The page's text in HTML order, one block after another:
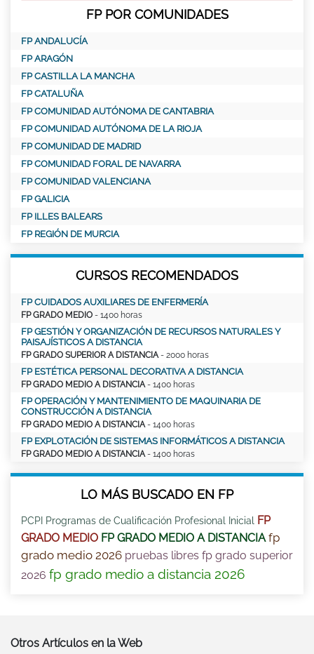
FP POR COMUNIDADES
FP ANDALUCÍA
FP ARAGÓN
FP CASTILLA LA MANCHA
FP CATALUÑA
FP COMUNIDAD AUTÓNOMA DE CANTABRIA
FP COMUNIDAD AUTÓNOMA DE LA RIOJA
FP COMUNIDAD DE MADRID
FP COMUNIDAD FORAL DE NAVARRA
FP COMUNIDAD VALENCIANA
FP GALICIA
FP ILLES BALEARS
FP REGIÓN DE MURCIA
CURSOS RECOMENDADOS
FP CUIDADOS AUXILIARES DE ENFERMERÍA
FP GRADO MEDIO - 1400 horas
FP GESTIÓN Y ORGANIZACIÓN DE RECURSOS NATURALES Y
PAISAJÍSTICOS A DISTANCIA
FP GRADO SUPERIOR A DISTANCIA- 2000 horas
FP ESTÉTICA PERSONAL DECORATIVA A DISTANCIA
FP GRADO MEDIO A DISTANCIA- 1400 horas
FP OPERACIÓN Y MANTENIMIENTO DE MAQUINARIA DE
CONSTRUCCIÓN A DISTANCIA
FP GRADO MEDIO A DISTANCIA- 1400 horas
FP EXPLOTACIÓN DE SISTEMAS INFORMÁTICOS A DISTANCIA
FP GRADO MEDIO A DISTANCIA- 1400 horas
LO MÁS BUSCADO EN FP
PCPI Programas de Cualificación Profesional Inicial FP
GRADO MEDIO FP GRADO MEDIO A DISTANCIA fp
grado medio 2026 pruebas libres fp grado superior
2026 fp grado medio a distancia 2026
Otros Artículos en la Web